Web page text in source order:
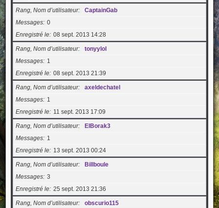
Rang, Nom d’utilisateur
CaptainGab
Messages 0
Enregistré le 08 sept. 2013 14:28
Rang, Nom d’utilisateur
tonyylol
Messages
1
Enregistré le 08 sept. 2013 21:39
Rang, Nom d’utilisateur
axeldechatel
Messages
1
Enregistré le
11 sept. 2013 17:09
Rang, Nom d’utilisateur
ElBorak3
Messages
1
Enregistré le
13 sept. 2013 00:24
Rang, Nom d’utilisateur
Billboule
Messages 3
Enregistré le 25 sept. 2013 21:36
Rang, Nom d’utilisateur
obscurio115